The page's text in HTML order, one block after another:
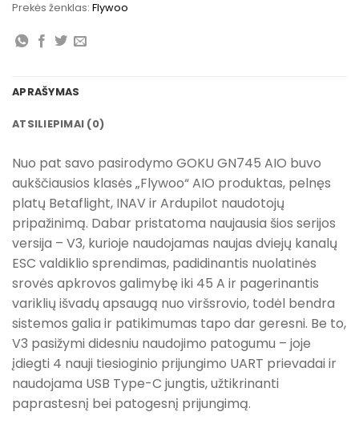
Prekės ženklas: Flywoo
APRAŠYMAS
ATSILIEPIMAI (0)
Nuo pat savo pasirodymo GOKU GN745 AIO buvo
aukščiausios klasės „Flywoo“ AIO produktas, pelnęs
platų Betaflight, INAV ir Ardupilot naudotojų
pripažinimą. Dabar pristatoma naujausia šios serijos
versija – V3, kurioje naudojamas naujas dviejų kanalų
ESC valdiklio sprendimas, padidinantis nuolatinės
srovės apkrovos galimybę iki 45 A ir pagerinantis
variklių išvadų apsaugą nuo viršsrovio, todėl bendra
sistemos galia ir patikimumas tapo dar geresni. Be to,
V3 pasižymi didesniu naudojimo patogumu – joje
įdiegti 4 nauji tiesioginio prijungimo UART prievadai ir
naudojama USB Type-C jungtis, užtikrinanti
paprastesnį bei patogesnį prijungimą.